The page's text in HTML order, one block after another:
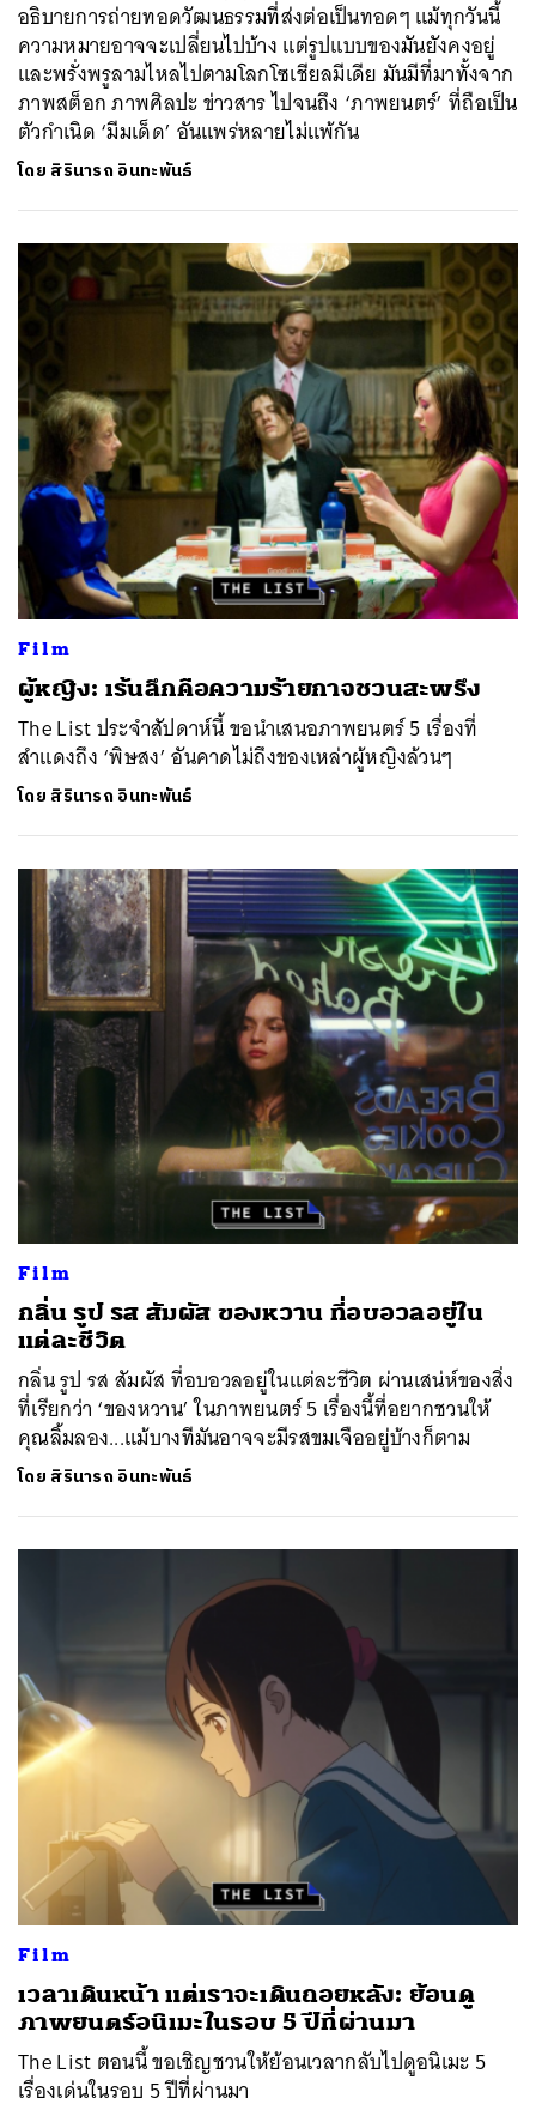
อธิบายการถ่ายทอดวัฒนธรรมที่ส่งต่อเป็นทอดๆ แม้ทุกวันนี้
ความหมายอาจจะเปลี่ยนไปบ้าง แต่รูปแบบของมันยังคงอยู่
และพรั่งพรูลามไหลไปตามโลกโซเชียลมีเดีย มันมีที่มาทั้งจาก
ภาพสต็อก ภาพศิลปะ ข่าวสาร ไปจนถึง ‘ภาพยนตร์’ ที่ถือเป็น
ตัวกำเนิด ‘มีมเด็ด’ อันแพร่หลายไม่แพ้กัน
โดย สิรินารถ อินทะพันธ์
Film
ผู้หญิง: เร้นลึกคือความร้ายกาจชวนสะพรึง
The List ประจำสัปดาห์นี้ ขอนำเสนอภาพยนตร์ 5 เรื่องที่
สำแดงถึง ‘พิษสง’ อันคาดไม่ถึงของเหล่าผู้หญิงล้วนๆ
โดย สิรินารถ อินทะพันธ์
Film
กลิ่น รูป รส สัมผัส ของหวาน ที่อบอวลอยู่ใน
แต่ละชีวิต
กลิ่น รูป รส สัมผัส ที่อบอวลอยู่ในแต่ละชีวิต ผ่านเสน่ห์ของสิ่ง
ที่เรียกว่า ‘ของหวาน’ ในภาพยนตร์ 5 เรื่องนี้ที่อยากชวนให้
คุณลิ้มลอง...แม้บางทีมันอาจจะมีรสขมเจืออยู่บ้างก็ตาม
โดย สิรินารถ อินทะพันธ์
Film
เวลาเดินหน้า แต่เราจะเดินถอยหลัง: ย้อนดู
ภาพยนตร์อนิเมะในรอบ 5 ปีที่ผ่านมา
The List ตอนนี้ ขอเชิญชวนให้ย้อนเวลากลับไปดูอนิเมะ 5
เรื่องเด่นในรอบ 5 ปีที่ผ่านมา